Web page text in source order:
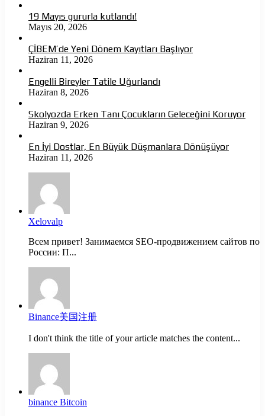
19 Mayıs gururla kutlandı!
Mayıs 20, 2026
ÇİBEM’de Yeni Dönem Kayıtları Başlıyor
Haziran 11, 2026
Engelli Bireyler Tatile Uğurlandı
Haziran 8, 2026
Skolyozda Erken Tanı Çocukların Geleceğini Koruyor
Haziran 9, 2026
En İyi Dostlar, En Büyük Düşmanlara Dönüşüyor
Haziran 11, 2026
Xelovalp
Всем привет! Занимаемся SEO-продвижением сайтов по
России: П...
Binance美国注册
I don't think the title of your article matches the content...
binance Bitcoin